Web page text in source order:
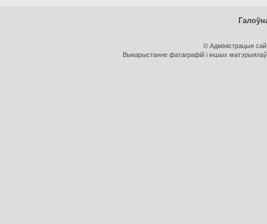
© Адміністрацыя
Выкарыстанне фатаграфій і іншых